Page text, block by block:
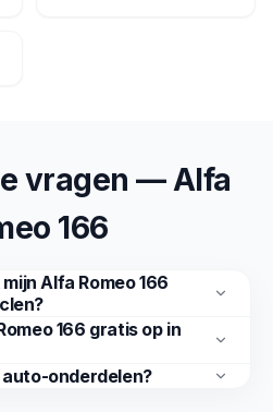
vragen — Alfa
166
Alfa Romeo 166
166 gratis op in
onderdelen?